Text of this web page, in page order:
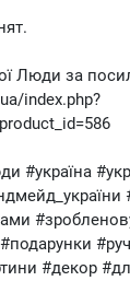
Люди за
index.php?
#україна
#декор